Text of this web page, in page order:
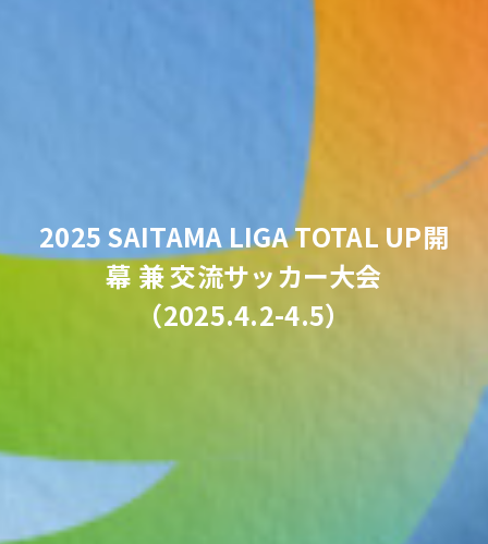
2025 SAITAMA LIGA TOTAL UP開
幕 兼 交流サッカー大会
（2025.4.2-4.5）